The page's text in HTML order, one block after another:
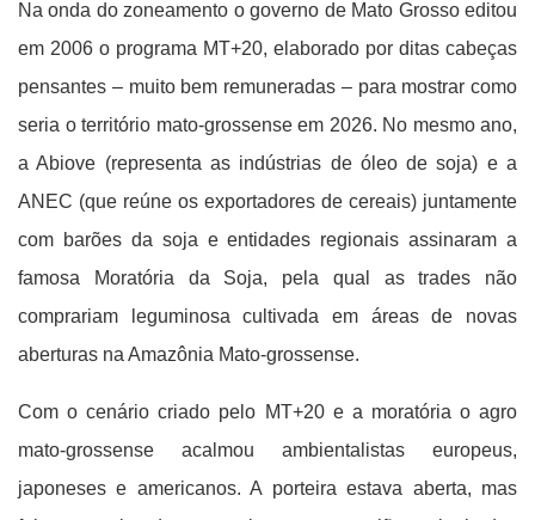
Na onda do zoneamento o governo de Mato Grosso editou
em 2006 o programa MT+20, elaborado por ditas cabeças
pensantes – muito bem remuneradas – para mostrar como
seria o território mato-grossense em 2026. No mesmo ano,
a Abiove (representa as indústrias de óleo de soja) e a
ANEC (que reúne os exportadores de cereais) juntamente
com barões da soja e entidades regionais assinaram a
famosa Moratória da Soja, pela qual as trades não
comprariam leguminosa cultivada em áreas de novas
aberturas na Amazônia Mato-grossense.
Com o cenário criado pelo MT+20 e a moratória o agro
mato-grossense acalmou ambientalistas europeus,
japoneses e americanos. A porteira estava aberta, mas